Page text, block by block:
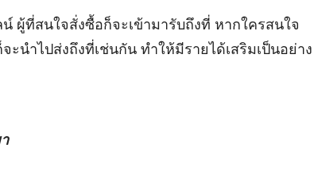
ผู้ที่สนใจสั่งซื้อก็จะเข้ามารับถึงที่ หากใครสนใจ
นำไปส่งถึงที่เช่นกัน ทำให้มีรายได้เสริมเป็นอย่าง